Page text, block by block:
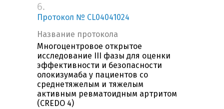
6.
Протокол № CL04041024
Название протокола
Многоцентровое открытое
исследование III фазы для оценки
эффективности и безопасности
олокизумаба у пациентов со
среднетяжелым и тяжелым
активным ревматоидным артритом
(CREDO 4)